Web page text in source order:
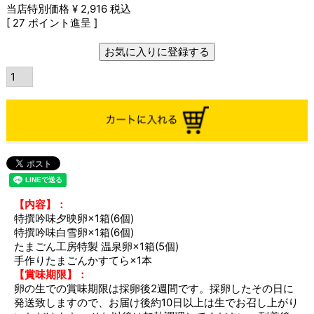
当店特別価格 ¥ 2,916 税込
[ 27 ポイント進呈 ]
お気に入りに登録する
【内容】：
特撰吟味夕映卵×1箱(6個)
特撰吟味白雪卵×1箱(6個)
たまごん工房特製 温泉卵×1箱(5個)
手作りたまごんかすてら×1本
【賞味期限】：
卵の生での賞味期限は採卵後2週間です。採卵したその日に
発送致しますので、お届け後約10日以上は生でお召し上がり